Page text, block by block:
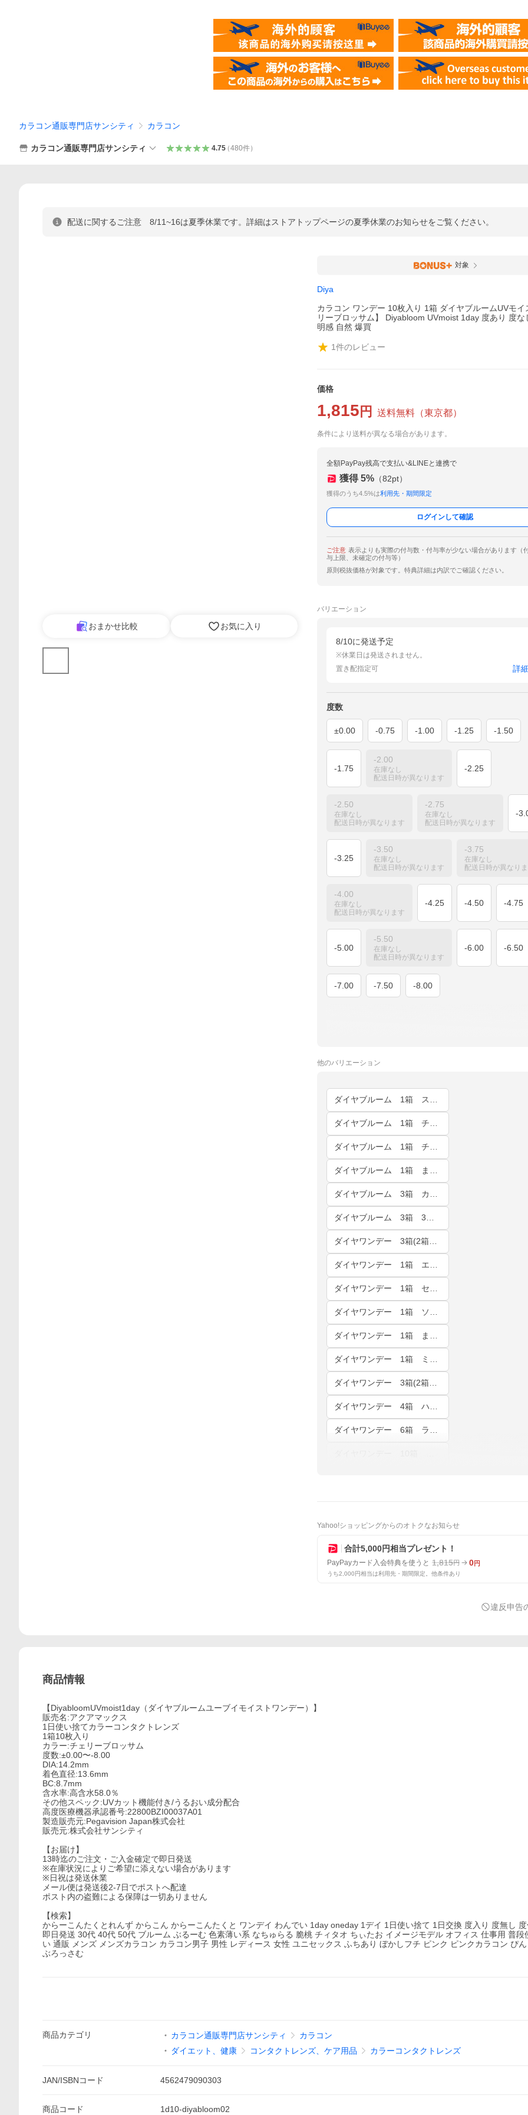
カラコン通販専門店サンシティ カラコン
カラコン通販専門店サンシティ 4.75（480件）
配送に関するご注意 8/11~16は夏季休業です。詳細はストアトップページの夏季休業のお知らせをご覧ください。
おまかせ比較 お気に入り
対象
Diya
カラコン ワンデー 10枚入り 1箱 ダイヤブルームUVモイ
リーブロッサム】 Diyabloom UVmoist 1day 度あり 度な
明感 自然 爆買
1件のレビュー
価格
1,815 円 送料無料 （東京都）
条件により送料が異なる場合があります。
全額PayPay残高で支払い&LINEと連携で
獲得 5% （82pt）
獲得のうち4.5%は利用先・期間限定
ログインして確認
ご注意 表示よりも実際の付与数・付与率が少ない場合があります（
与上限、未確定の付与等）
原則税抜価格が対象です。特典詳細は内訳でご確認ください。
バリエーション
8/10に発送予定
※休業日は発送されません。
置き配指定可
詳
度数
±0.00 -0.75 -1.00 -1.25 -1.50
-1.75
-2.00
在庫なし
配送日時が異なります
-2.25
-2.50
在庫なし
配送日時が異なります
-2.75
在庫なし
配送日時が異なります
-
-3.25
-3.50
在庫なし
配送日時が異なります
-3.75
在庫なし
配送日時が異なり
-4.00
在庫なし
配送日時が異なります
-4.25 -4.50 -4.75
-5.00
-5.50
在庫なし
配送日時が異なります
-6.00 -6.50
-7.00 -7.50 -8.00
他のバリエーション
Yahoo!ショッピングからのオトクなお知らせ
合計5,000円相当プレゼント！
PayPayカード入会特典を使うと 1,815円 0円
うち2,000円相当は利用先・期間限定。他条件あり
違反申告
商品情報
【DiyabloomUVmoist1day（ダイヤブルームユーブイモイストワンデー）】
販売名:アクアマックス
1日使い捨てカラーコンタクトレンズ
1箱10枚入り
カラー:チェリーブロッサム
度数:±0.00〜-8.00
DIA:14.2mm
着色直径:13.6mm
BC:8.7mm
含水率:高含水58.0％
その他スペック:UVカット機能付き/うるおい成分配合
高度医療機器承認番号:22800BZI00037A01
製造販売元:Pegavision Japan株式会社
販売元:株式会社サンシティ
【お届け】
13時迄のご注文・ご入金確定で即日発送
※在庫状況によりご希望に添えない場合があります
※日祝は発送休業
メール便は発送後2-7日でポストへ配達
ポスト内の盗難による保障は一切ありません
【検索】
からーこんたくとれんず からこん からーこんたくと ワンデイ わんでい 1day oneday 1デイ 1日使い捨て 1日交換 度入り 度無し
即日発送 30代 40代 50代 ブルーム ぶるーむ 色素薄い系 なちゅらる 脆桃 チィタオ ちぃたお イメージモデル オフィス 仕事用 普段
い 通販 メンズ メンズカラコン カラコン男子 男性 レディース 女性 ユニセックス ふちあり ぼかしフチ ピンク ピンクカラコン ぴ
ぶろっさむ
商品カテゴリ カラコン通販専門店サンシティ
カラコン
ダイエット、健康
コンタクトレンズ、ケア用品 カラーコンタクトレンズ
JAN/ISBNコード 4562479090303
商品コード 1d10-diyabloom02